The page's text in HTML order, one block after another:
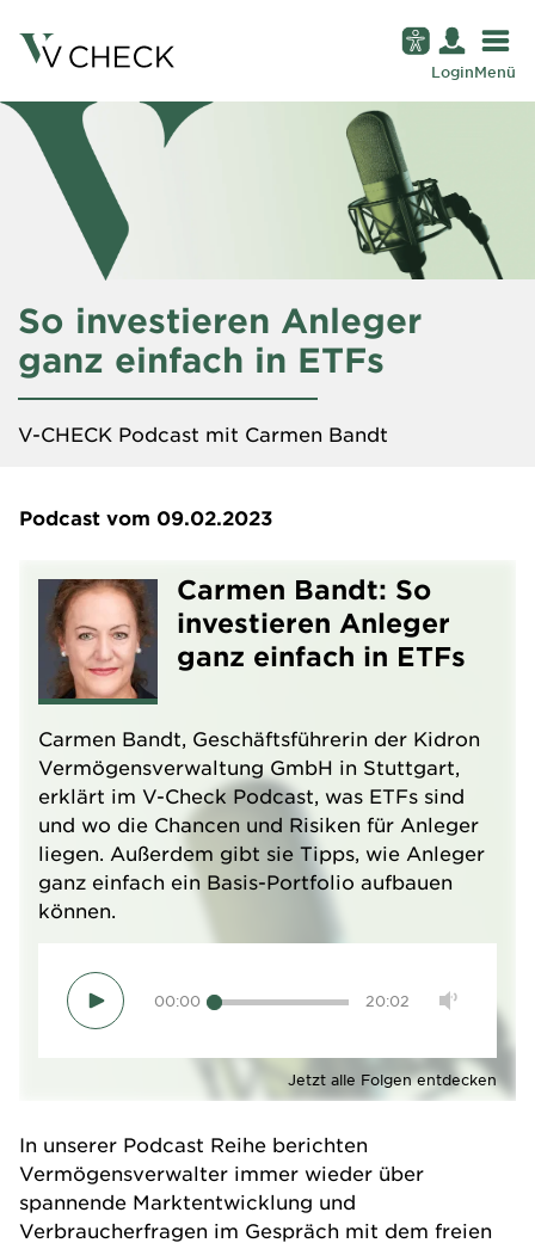
LoginMenü
So investieren Anleger
ganz einfach in ETFs
V-CHECK Podcast mit Carmen Bandt
Podcast vom 09.02.2023
Carmen Bandt: So
investieren Anleger
ganz einfach in ETFs
Carmen Bandt, Geschäftsführerin der Kidron
Vermögensverwaltung GmbH in Stuttgart,
erklärt im V-Check Podcast, was ETFs sind
und wo die Chancen und Risiken für Anleger
liegen. Außerdem gibt sie Tipps, wie Anleger
ganz einfach ein Basis-Portfolio aufbauen
können.
00:00 20:02
Jetzt alle Folgen entdecken
In unserer Podcast Reihe berichten
Vermögensverwalter immer wieder über
spannende Marktentwicklung und
Verbraucherfragen im Gespräch mit dem freien